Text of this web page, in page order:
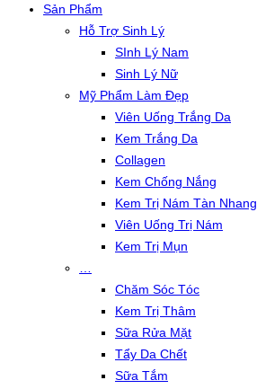
Sản Phẩm
Hỗ Trợ Sinh Lý
SInh Lý Nam
Sinh Lý Nữ
Mỹ Phẩm Làm Đẹp
Viên Uống Trắng Da
Kem Trắng Da
Collagen
Kem Chống Nắng
Kem Trị Nám Tàn Nhang
Viên Uống Trị Nám
Kem Trị Mụn
Chăm Sóc Tóc
Kem Trị Thâm
Sữa Rửa Mặt
Tẩy Da Chết
Sữa Tắm